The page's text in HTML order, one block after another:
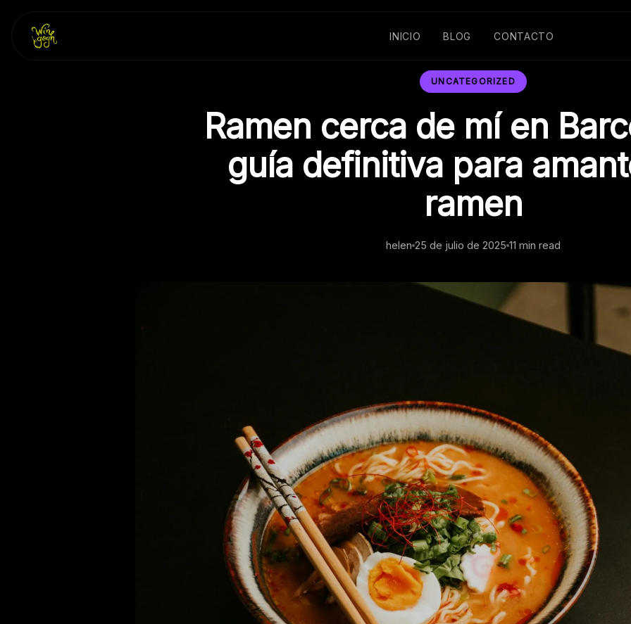
content
INICIO BLOG CONTACTO
UNCATEGORIZED
Ramen cerca de mí en
guía definitiva para
ramen
helen 25 de julio de 2025 11 min read